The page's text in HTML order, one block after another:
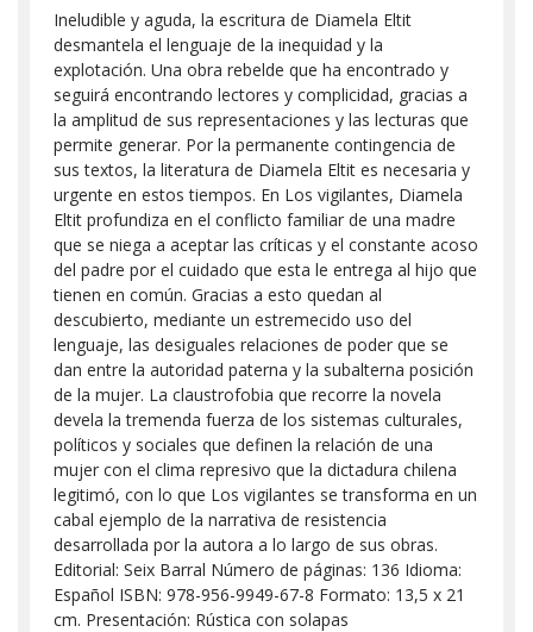
Ineludible y aguda, la escritura de Diamela Eltit
desmantela el lenguaje de la inequidad y la
explotación. Una obra rebelde que ha encontrado y
seguirá encontrando lectores y complicidad, gracias a
la amplitud de sus representaciones y las lecturas que
permite generar. Por la permanente contingencia de
sus textos, la literatura de Diamela Eltit es necesaria y
urgente en estos tiempos. En Los vigilantes, Diamela
Eltit profundiza en el conflicto familiar de una madre
que se niega a aceptar las críticas y el constante acoso
del padre por el cuidado que esta le entrega al hijo que
tienen en común. Gracias a esto quedan al
descubierto, mediante un estremecido uso del
lenguaje, las desiguales relaciones de poder que se
dan entre la autoridad paterna y la subalterna posición
de la mujer. La claustrofobia que recorre la novela
devela la tremenda fuerza de los sistemas culturales,
políticos y sociales que definen la relación de una
mujer con el clima represivo que la dictadura chilena
legitimó, con lo que Los vigilantes se transforma en un
cabal ejemplo de la narrativa de resistencia
desarrollada por la autora a lo largo de sus obras.
Editorial: Seix Barral Número de páginas: 136 Idioma:
Español ISBN: 978-956-9949-67-8 Formato: 13,5 x 21
cm. Presentación: Rústica con solapas